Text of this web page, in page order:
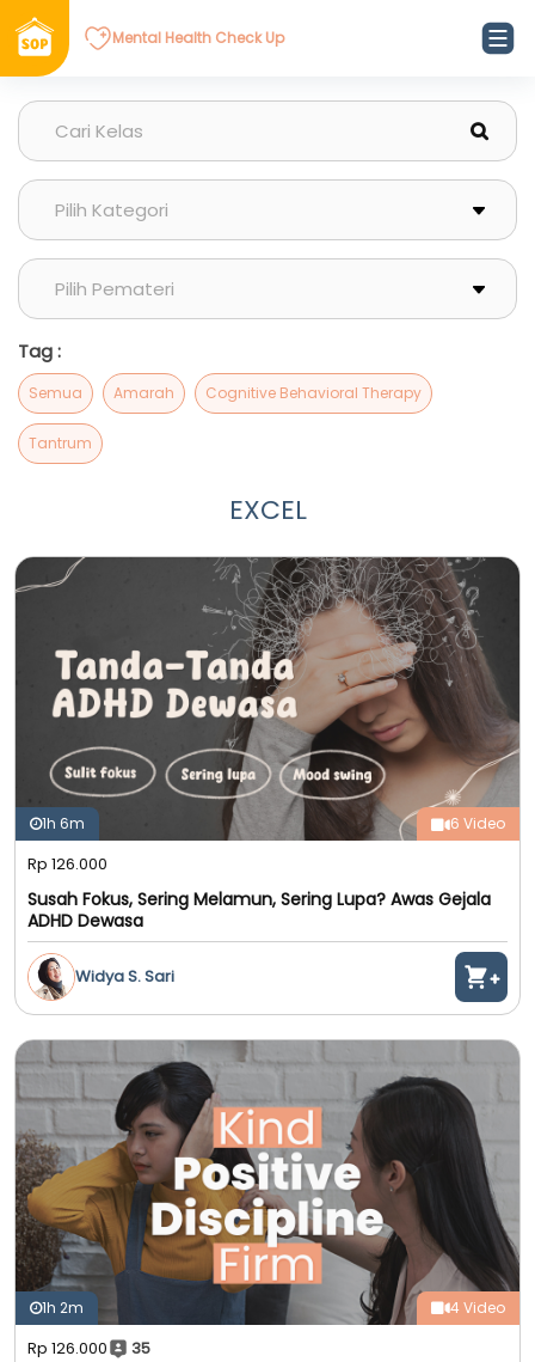
Mental Health Check Up
Tag :
Semua Amarah Cognitive Behavioral Therapy
Tantrum
EXCEL
1h 6m 6 Video
Rp 126.000
Susah Fokus, Sering Melamun, Sering Lupa? Awas Gejala
ADHD Dewasa
Widya S. Sari
1h 2m 4 Video
Rp 126.000 35